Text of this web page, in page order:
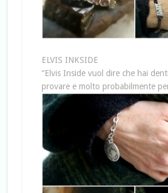
ELVIS INKSIDE
“Elvis Inside vuol dire che hai
provare e molto probabilmente